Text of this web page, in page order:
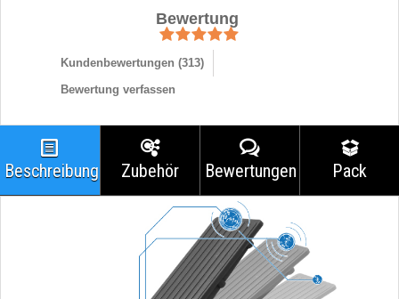
Bewertung
Kundenbewertungen (313)
Bewertung verfassen
Beschreibung Zubehör Bewertungen Pack